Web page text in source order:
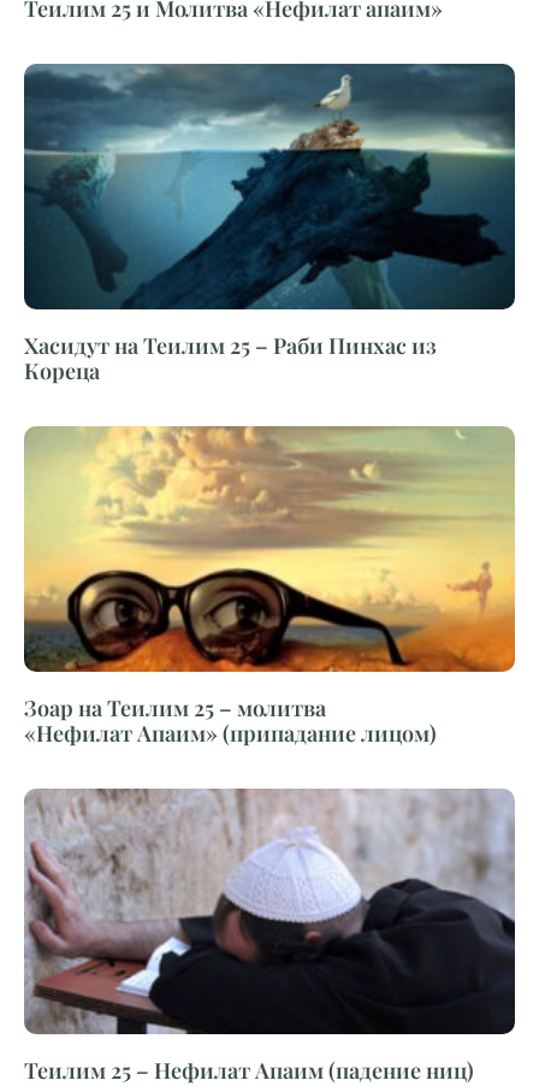
Теилим 25 и Молитва «Нефилат апаим»
Хасидут на Теилим 25 – Раби Пинхас из
Кореца
Зоар на Теилим 25 – молитва
«Нефилат Апаим» (припадание лицом)
Теилим 25 – Нефилат Апаим (падение ниц)